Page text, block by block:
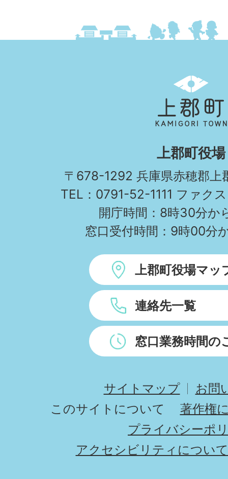
郡
町
KAMIGORI
TOWN
上郡町役場
〒678-1292 兵庫県赤穂郡上
TEL：0791-52-1111 ファク
開庁時間：8時30分か
窓口受付時間：9時00分
上郡町役場マッ
連絡先一覧
窓口業務時間の
サイトマップ
お問
このサイトについて
著作権
プライバシーポ
アクセシビリティについて